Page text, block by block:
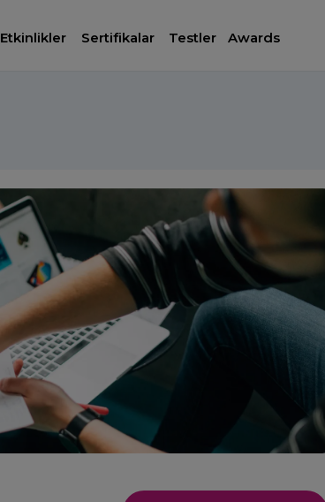
Etkinlikler Sertifikalar Testler Awards